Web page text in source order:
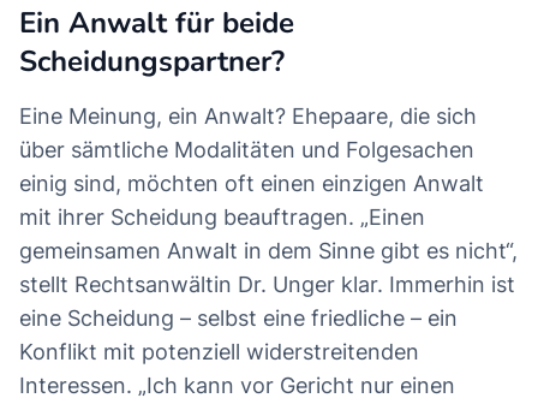
Ein Anwalt für beide
Scheidungspartner?
Eine Meinung, ein Anwalt? Ehepaare, die sich
über sämtliche Modalitäten und Folgesachen
einig sind, möchten oft einen einzigen Anwalt
mit ihrer Scheidung beauftragen. „Einen
gemeinsamen Anwalt in dem Sinne gibt es nicht“,
stellt Rechtsanwältin Dr. Unger klar. Immerhin ist
eine Scheidung – selbst eine friedliche – ein
Konflikt mit potenziell widerstreitenden
Interessen. „Ich kann vor Gericht nur einen